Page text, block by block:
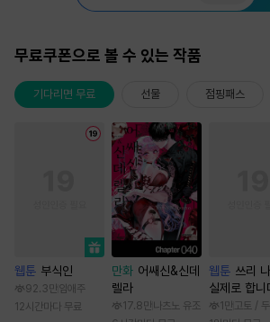
무료쿠폰으로 볼 수 있는 작품
기다리면 무료 선물 점핑패스
웹툰 부식인
92.3만 임애주
12시간마다 무료
만화 어쌔신&신데
렐라
17.8만 나츠노 유조
웹툰 쓰리
실제로 합니
1만 고토 / 두